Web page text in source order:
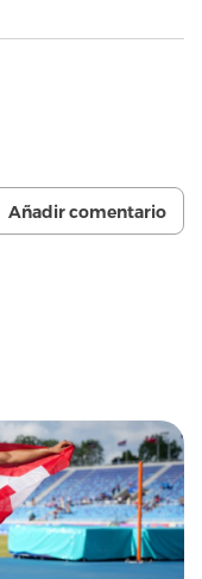
Añadir comentario